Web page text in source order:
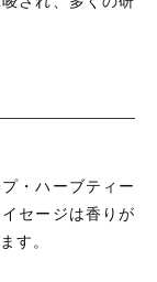
・ハーブティー
セージは香りが
す。